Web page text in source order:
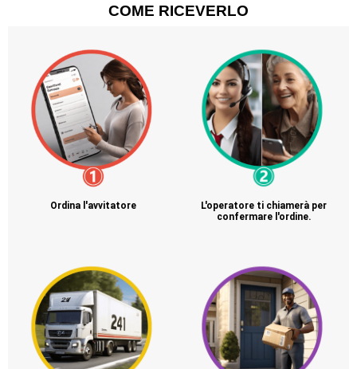
COME RICEVERLO
Ordina l'avvitatore
L'operatore ti chiamerà per
confermare l'ordine.